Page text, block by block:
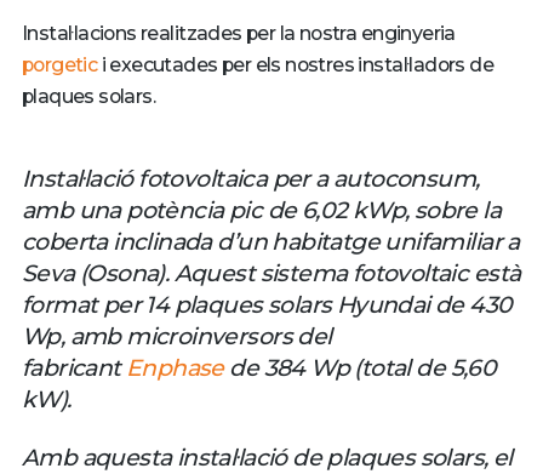
Instal·lacions realitzades per la nostra enginyeria
porgetic i executades per els nostres instal·ladors de
plaques solars.
Instal·lació fotovoltaica per a autoconsum,
amb una potència pic de 6,02 kWp, sobre la
coberta inclinada d’un habitatge unifamiliar a
Seva (Osona). Aquest sistema fotovoltaic està
format per 14 plaques solars Hyundai de 430
Wp, amb microinversors del
fabricant Enphase de 384 Wp (total de 5,60
kW).
Amb aquesta instal·lació de plaques solars, el